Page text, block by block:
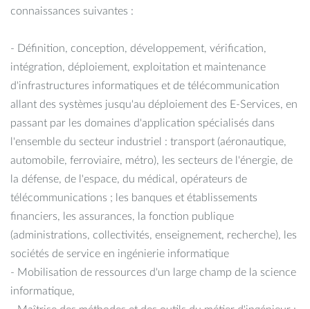
connaissances suivantes :
- Définition, conception, développement, vérification,
intégration, déploiement, exploitation et maintenance
d'infrastructures informatiques et de télécommunication
allant des systèmes jusqu'au déploiement des E-Services, en
passant par les domaines d'application spécialisés dans
l'ensemble du secteur industriel : transport (aéronautique,
automobile, ferroviaire, métro), les secteurs de l'énergie, de
la défense, de l'espace, du médical, opérateurs de
télécommunications ; les banques et établissements
financiers, les assurances, la fonction publique
(administrations, collectivités, enseignement, recherche), les
sociétés de service en ingénierie informatique
- Mobilisation de ressources d'un large champ de la science
informatique,